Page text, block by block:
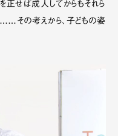
を正せば成人してからもそれら
……その考えから、子どもの姿